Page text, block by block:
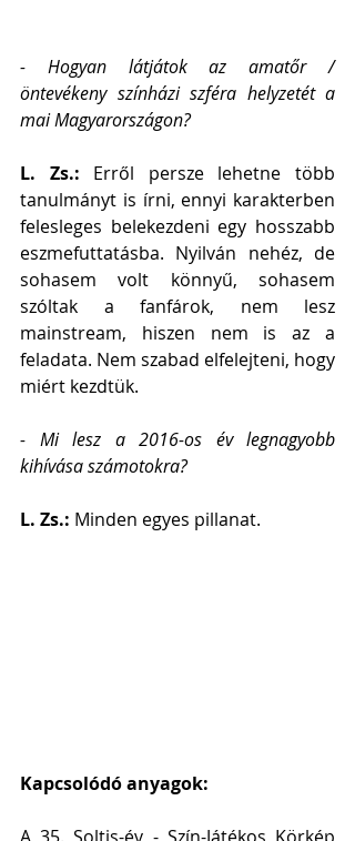
- Hogyan látjátok az amatőr /
öntevékeny színházi szféra helyzetét a
mai Magyarországon?
L. Zs.: Erről persze lehetne több
tanulmányt is írni, ennyi karakterben
felesleges belekezdeni egy hosszabb
eszmefuttatásba. Nyilván nehéz, de
sohasem volt könnyű, sohasem
szóltak a fanfárok, nem lesz
mainstream, hiszen nem is az a
feladata. Nem szabad elfelejteni, hogy
miért kezdtük.
- Mi lesz a 2016-os év legnagyobb
kihívása számotokra?
L. Zs.: Minden egyes pillanat.
Kapcsolódó anyagok: